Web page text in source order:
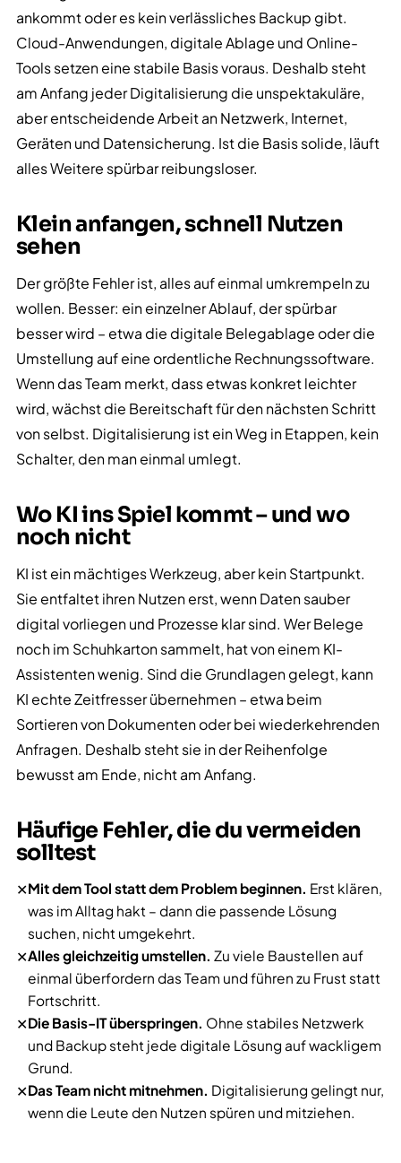
ankommt oder es kein verlässliches Backup gibt.
Cloud-Anwendungen, digitale Ablage und Online-
Tools setzen eine stabile Basis voraus. Deshalb steht
am Anfang jeder Digitalisierung die unspektakuläre,
aber entscheidende Arbeit an Netzwerk, Internet,
Geräten und Datensicherung. Ist die Basis solide, läuft
alles Weitere spürbar reibungsloser.
Klein anfangen, schnell Nutzen
sehen
Der größte Fehler ist, alles auf einmal umkrempeln zu
wollen. Besser: ein einzelner Ablauf, der spürbar
besser wird – etwa die digitale Belegablage oder die
Umstellung auf eine ordentliche Rechnungssoftware.
Wenn das Team merkt, dass etwas konkret leichter
wird, wächst die Bereitschaft für den nächsten Schritt
von selbst. Digitalisierung ist ein Weg in Etappen, kein
Schalter, den man einmal umlegt.
Wo KI ins Spiel kommt – und wo
noch nicht
KI ist ein mächtiges Werkzeug, aber kein Startpunkt.
Sie entfaltet ihren Nutzen erst, wenn Daten sauber
digital vorliegen und Prozesse klar sind. Wer Belege
noch im Schuhkarton sammelt, hat von einem KI-
Assistenten wenig. Sind die Grundlagen gelegt, kann
KI echte Zeitfresser übernehmen – etwa beim
Sortieren von Dokumenten oder bei wiederkehrenden
Anfragen. Deshalb steht sie in der Reihenfolge
bewusst am Ende, nicht am Anfang.
Häufige Fehler, die du vermeiden
solltest
✕Mit dem Tool statt dem Problem beginnen. Erst klären,
was im Alltag hakt – dann die passende Lösung
suchen, nicht umgekehrt.
✕Alles gleichzeitig umstellen. Zu viele Baustellen auf
einmal überfordern das Team und führen zu Frust statt
Fortschritt.
✕Die Basis-IT überspringen. Ohne stabiles Netzwerk
und Backup steht jede digitale Lösung auf wackligem
Grund.
✕Das Team nicht mitnehmen. Digitalisierung gelingt nur,
wenn die Leute den Nutzen spüren und mitziehen.